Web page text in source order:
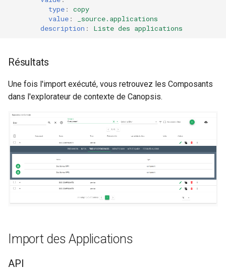
type :
copy
value :
_source.applications
description : Liste des applications
Résultats
Une fois l'import exécuté, vous retrouvez les Composants
dans l'explorateur de contexte de Canopsis.
Import des Applications
API